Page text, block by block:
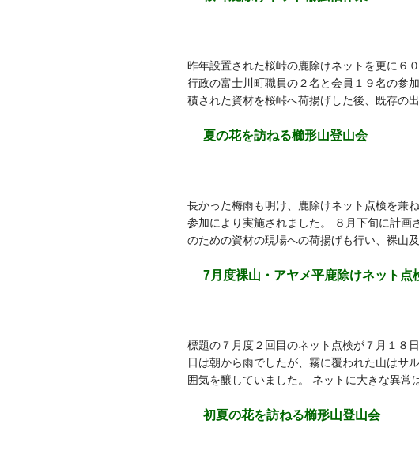
昨年設置された桜峠の鹿除けネットを更に６
行政の富士川町職員の２名と会員１９名の参
積された資材を桜峠へ荷揚げした後、既存の
夏の花を訪ねる櫛形山登山会
長かった梅雨も明け、鹿除けネット点検を兼
参加により実施されました。 ８月下旬に計
のための資材の現場への荷揚げも行い、裸山
7月度裸山・アヤメ平鹿除けネット点
標題の７月度２回目のネット点検が７月１８
日は朝から雨でしたが、霧に覆われた山はサ
囲気を醸していました。 ネットに大きな異常
初夏の花を訪ねる櫛形山登山会